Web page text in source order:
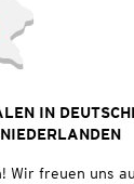
IN
Wir freuen uns